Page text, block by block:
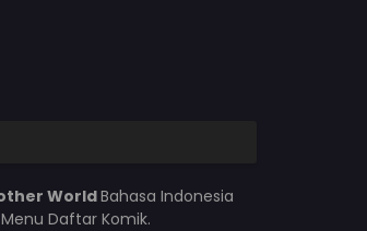
WorldBahasa Indonesia
Daftar Komik.